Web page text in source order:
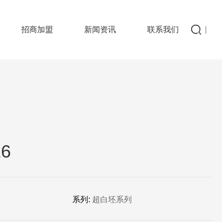
招商加盟 新闻资讯 联系我们
系列: 超白坯系列